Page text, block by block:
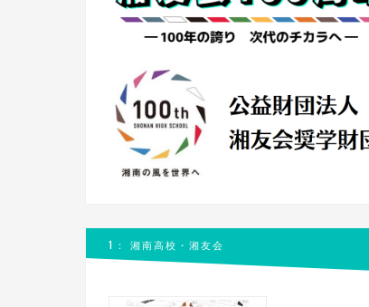
1： 湘南高校・湘友会